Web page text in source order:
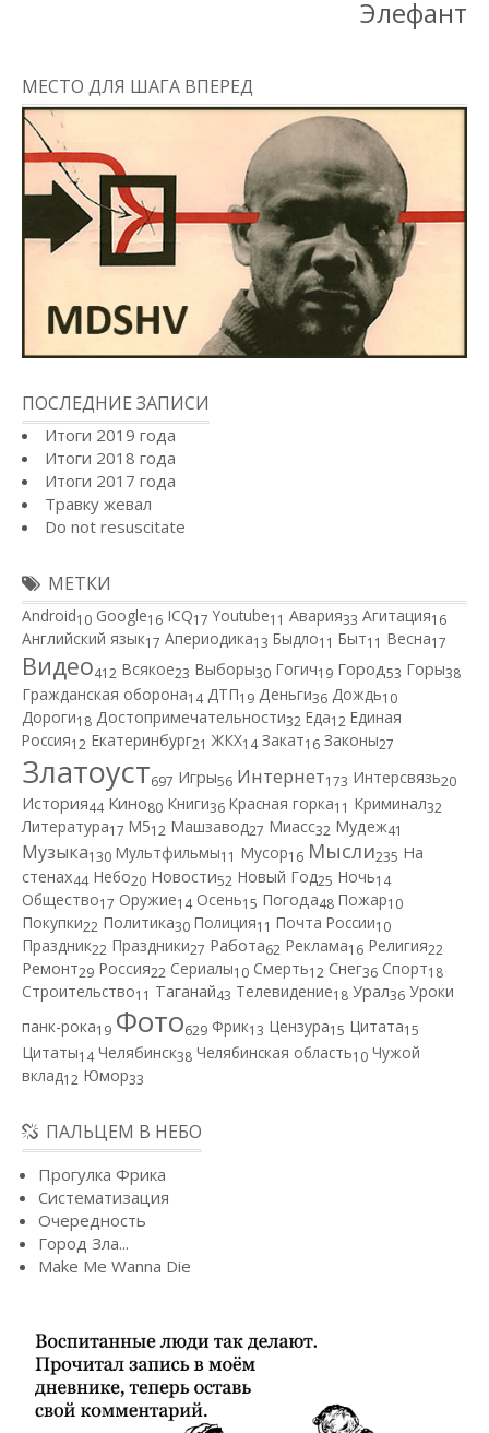
Элефант
МЕСТО ДЛЯ ШАГА ВПЕРЕД
ПОСЛЕДНИЕ ЗАПИСИ
Итоги 2019 года
Итоги 2018 года
Итоги 2017 года
Травку жевал
Do not resuscitate
МЕТКИ
Android10 Google16 ICQ17 Youtube11 Авария33 Агитация16
Английский язык17 Апериодика13 Быдло11 Быт11 Весна17
Видео412 Всякое23 Выборы30 Гогич19 Город53 Горы38
Гражданская оборона14 ДТП19 Деньги36 Дождь10
Дороги18 Достопримечательности32 Еда12 Единая
Россия12 Екатеринбург21 ЖКХ14 Закат16 Законы27
Златоуст697 Игры56 Интернет173 Интерсвязь20
История44 Кино80 Книги36 Красная горка11 Криминал32
Литература17 М512 Машзавод27 Миасс32 Мудеж41
Музыка130 Мультфильмы11 Мусор16 Мысли235 На
стенах44 Небо20 Новости52 Новый Год25 Ночь14
Общество17 Оружие14 Осень15 Погода48 Пожар10
Покупки22 Политика30 Полиция11 Почта России10
Праздник22 Праздники27 Работа62 Реклама16 Религия22
Ремонт29 Россия22 Сериалы10 Смерть12 Снег36 Спорт18
Строительство11 Таганай43 Телевидение18 Урал36 Уроки
панк-рока19 Фото629 Фрик13 Цензура15 Цитата15
Цитаты14 Челябинск38 Челябинская область10 Чужой
вклад12 Юмор33
ПАЛЬЦЕМ В НЕБО
Прогулка Фрика
Систематизация
Очередность
Город Зла...
Make Me Wanna Die